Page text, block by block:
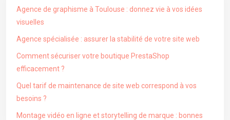
Agence de graphisme à Toulouse : donnez vie à vos idées
visuelles
Agence spécialisée : assurer la stabilité de votre site web
Comment sécuriser votre boutique PrestaShop
efficacement ?
Quel tarif de maintenance de site web correspond à vos
besoins ?
Montage vidéo en ligne et storytelling de marque : bonnes